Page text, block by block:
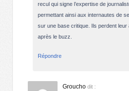
recul qui signe l’expertise de
permettant ainsi aux internautes de
sur une base critique. Ils perdent leur
après le buzz.
Répondre
Groucho dit :